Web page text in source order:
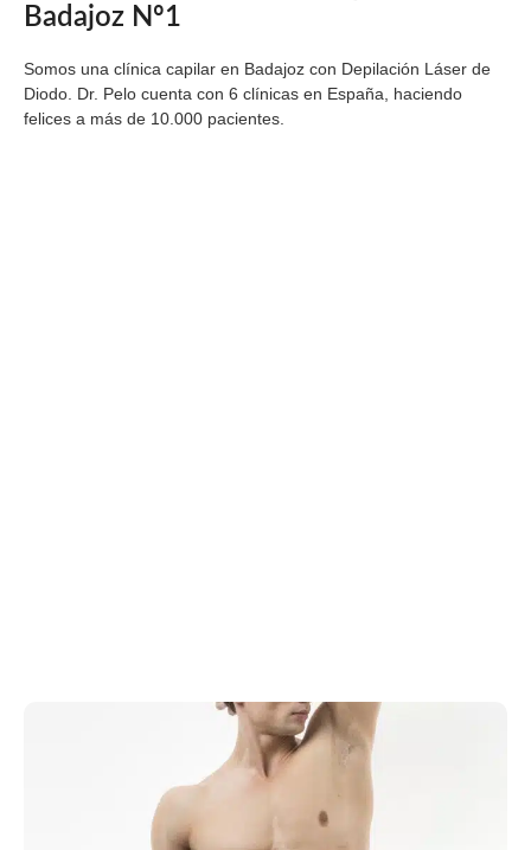
Badajoz Nº1
Somos una clínica capilar en Badajoz con Depilación Láser de
Diodo. Dr. Pelo cuenta con 6 clínicas en España, haciendo
felices a más de 10.000 pacientes.